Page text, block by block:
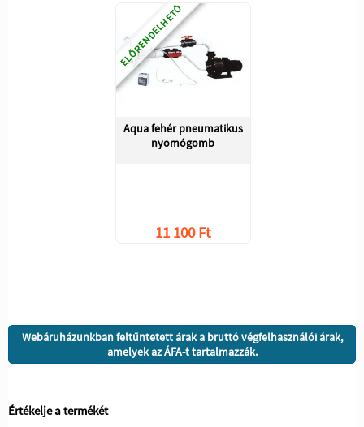
ELŐRENDELHETŐ
Aqua fehér pneumatikus
nyomógomb
11 100 Ft
Webáruházunkban feltűntetett árak a bruttó végfelhasználói árak,
amelyek az ÁFA-t tartalmazzák.
Értékelje a termékét